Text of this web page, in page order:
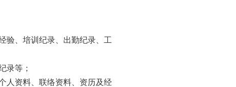
验、培训纪录、出勤纪录、工
录等；
人资料、联络资料、资历及经